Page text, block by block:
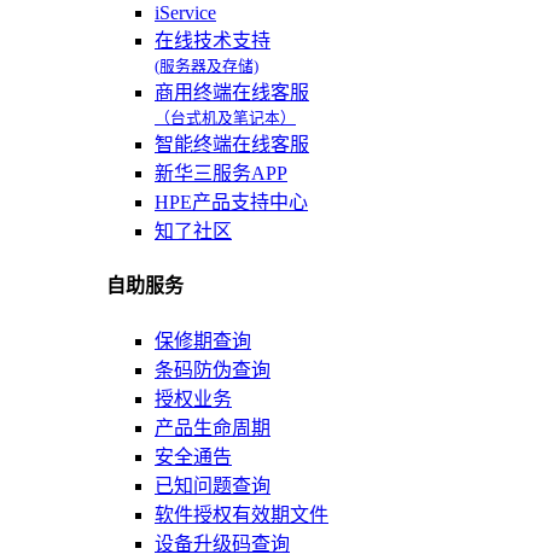
iService
在线技术支持
(服务器及存储)
商用终端在线客服
（台式机及笔记本）
智能终端在线客服
新华三服务APP
HPE产品支持中心
知了社区
自助服务
保修期查询
条码防伪查询
授权业务
产品生命周期
安全通告
已知问题查询
软件授权有效期文件
设备升级码查询